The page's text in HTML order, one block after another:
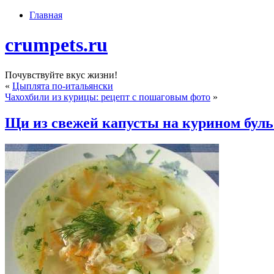
Главная
crumpets.ru
Почувствуйте вкус жизни!
« Цыплята по-итальянски
Чахохбили из курицы: рецепт с пошаговым фото »
Щи из свежей капусты на курином